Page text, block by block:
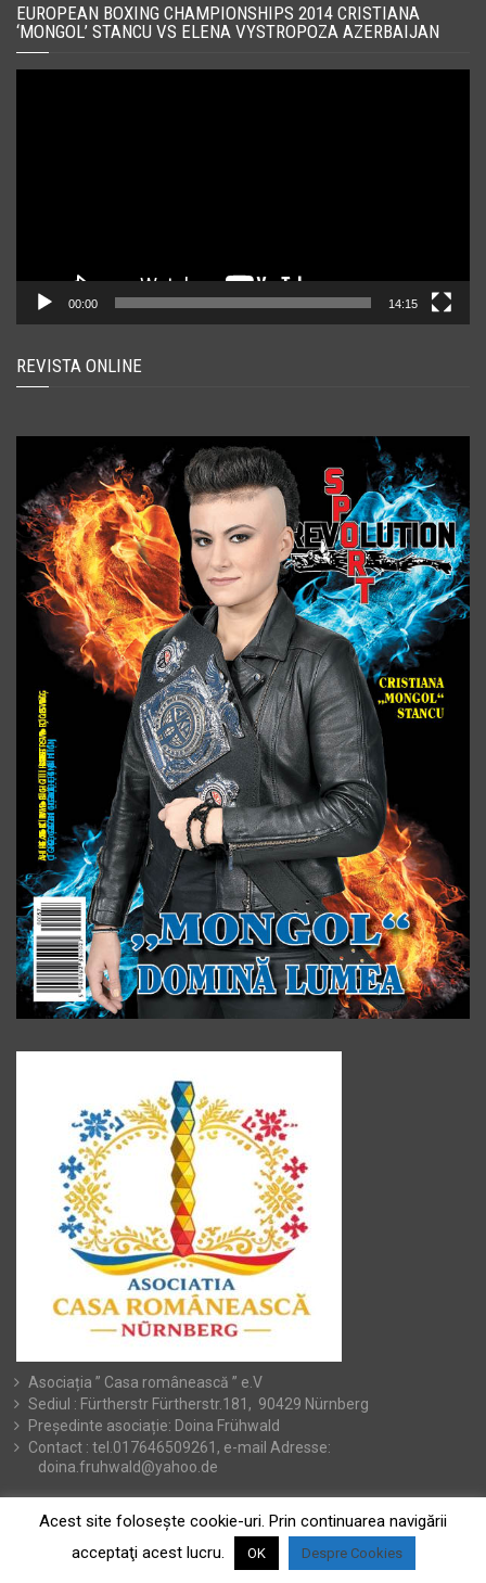
EUROPEAN BOXING CHAMPIONSHIPS 2014 CRISTIANA
‘MONGOL’ STANCU VS ELENA VYSTROPOZA AZERBAIJAN
00:00 14:15
REVISTA ONLINE
Asociația ” Casa românească ” e.V
Sediul : Fürtherstr Fürtherstr.181, 90429 Nürnberg
Președinte asociație: Doina Frühwald
Contact : tel.017646509261, e-mail Adresse:
doina.fruhwald@yahoo.de
Acest site foloseşte cookie-uri. Prin continuarea navigării
acceptaţi acest lucru.
OK Despre Cookies